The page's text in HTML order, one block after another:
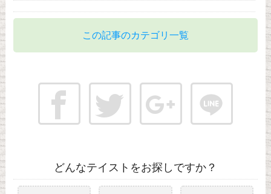
この記事のカテゴリ一覧
どんなテイストをお探しですか？